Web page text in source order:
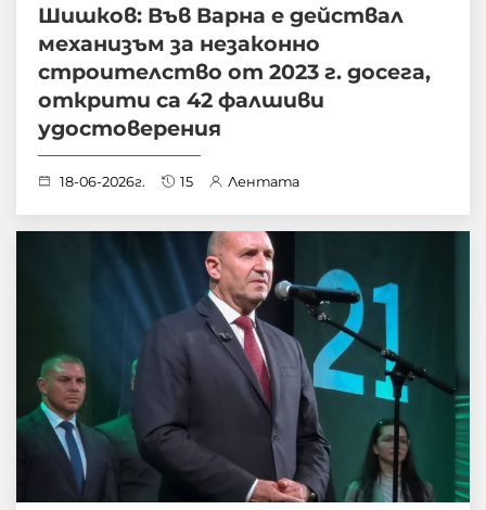
Шишков: Във Варна е действал
механизъм за незаконно
строителство от 2023 г. досега,
открити са 42 фалшиви
удостоверения
18-06-2026г. 15 Лентата